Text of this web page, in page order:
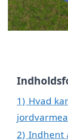
1) Hvad
2) Indhent